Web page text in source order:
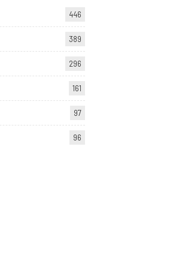
446
389
296
161
97
96